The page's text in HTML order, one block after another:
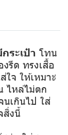
ระเป๋า โทน
รีด ทรงเสื้อ
ใจ ให้เหมาะ
ไหล่ไม่ตก
นเกินไป ใส่
สิ่งนี้